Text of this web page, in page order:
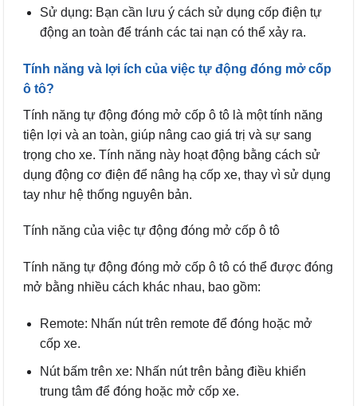
Sử dụng: Bạn cần lưu ý cách sử dụng cốp điện tự
động an toàn để tránh các tai nạn có thể xảy ra.
Tính năng và lợi ích của việc tự động đóng mở cốp
ô tô?
Tính năng tự động đóng mở cốp ô tô là một tính năng
tiện lợi và an toàn, giúp nâng cao giá trị và sự sang
trọng cho xe. Tính năng này hoạt động bằng cách sử
dụng động cơ điện để nâng hạ cốp xe, thay vì sử dụng
tay như hệ thống nguyên bản.
Tính năng của việc tự động đóng mở cốp ô tô
Tính năng tự động đóng mở cốp ô tô có thể được đóng
mở bằng nhiều cách khác nhau, bao gồm:
Remote: Nhấn nút trên remote để đóng hoặc mở
cốp xe.
Nút bấm trên xe: Nhấn nút trên bảng điều khiển
trung tâm để đóng hoặc mở cốp xe.